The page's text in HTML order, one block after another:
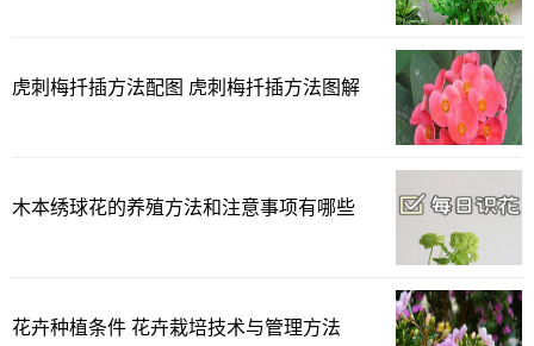
虎刺梅扦插方法配图 虎刺梅扦插方法图解
木本绣球花的养殖方法和注意事项有哪些
花卉种植条件 花卉栽培技术与管理方法